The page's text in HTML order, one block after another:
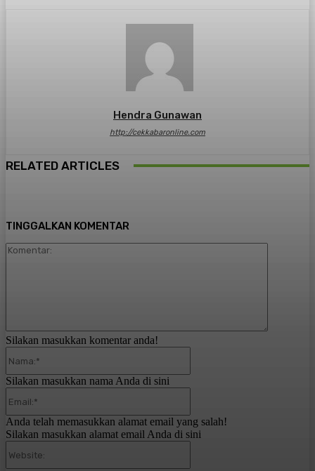
Hendra Gunawan
http://cekkabaronline.com
RELATED ARTICLES
TINGGALKAN KOMENTAR
Silakan masukkan komentar anda!
Silakan masukkan nama Anda di sini
Anda telah memasukkan alamat email yang salah!
Silakan masukkan alamat email Anda di sini